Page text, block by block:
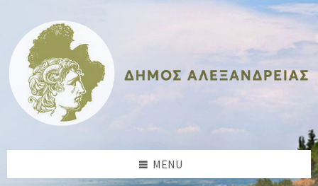
content
sidebar
sidebar
footer
MENU